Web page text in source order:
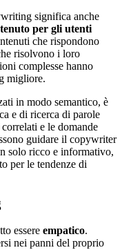
significa anche
per gli utenti
che rispondono
risolvono i loro
complesse hanno
migliore.
in modo semantico, è
e di ricerca di parole
e le domande
guidare il copywriter
solo ricco e informativo,
per le tendenze di
essere empatico.
nei panni del proprio